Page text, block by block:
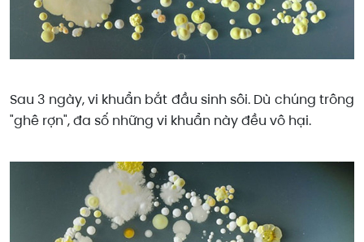
Sau 3 ngày, vi khuẩn bắt đầu sinh sôi. Dù chúng trông
"ghê rợn", đa số những vi khuẩn này đều vô hại.